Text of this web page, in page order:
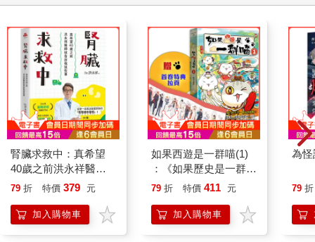
腎臟求救中：真希望
40歲之前洪永祥醫師
就告訴我這些事
79 折 特價 379 元
加入購物車
如果西遊是一群喵(1)
：《如果歷史是一群
喵》作者最新力作，附
79 折 特價 411 元
加入購物車
為怪
79 折